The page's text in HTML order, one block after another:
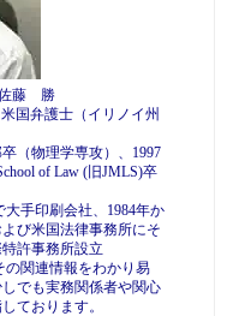
佐藤 勝
国弁護士（イリノイ州
（物理学専攻）、1997
of Law (旧JMLS)卒
大手印刷会社、1984年か
び米国法律事務所にそ
許事務所設立
の関連情報をわかり易
でも実務関係者や関心
ております。